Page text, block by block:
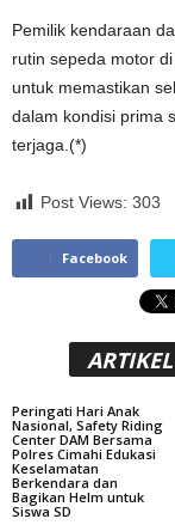
Pemilik kendaraan
rutin sepeda motor
untuk memastikan
dalam kondisi prima
terjaga.(*)
Post Views: 303
Facebook
Peringati Hari Anak
Nasional, Safety Riding
Center DAM Bersama
Polres Cimahi Edukasi
Keselamatan
Berkendara dan
Bagikan Helm untuk
Siswa SD